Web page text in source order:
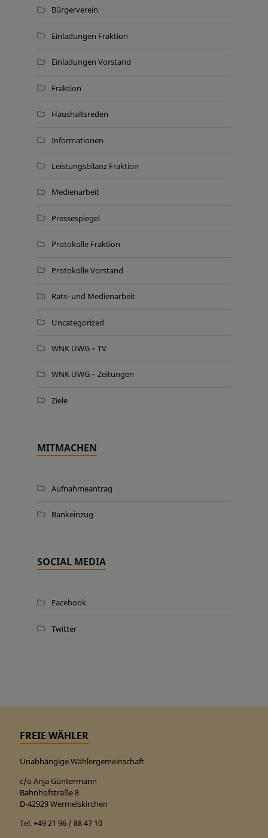
Bürgerverein
Einladungen Fraktion
Einladungen Vorstand
Fraktion
Haushaltsreden
Informationen
Leistungsbilanz Fraktion
Medienarbeit
Pressespiegel
Protokolle Fraktion
Protokolle Vorstand
Rats- und Medienarbeit
Uncategorized
WNK UWG – TV
WNK UWG – Zeitungen
Ziele
MITMACHEN
Aufnahmeantrag
Bankeinzug
SOCIAL MEDIA
Facebook
Twitter
FREIE WÄHLER
Unabhängige Wählergemeinschaft
c/o Anja Güntermann
Bahnhofstraße 8
D-42929 Wermelskirchen
Tel. +49 21 96 / 88 47 10